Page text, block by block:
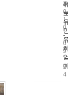
4
2
0
1
0
-
0
9
-
2
4